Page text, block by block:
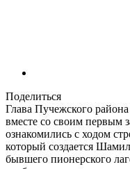
Поделиться
Глава Пучежского
вместе со своим первым
ознакомились с ходом
который создается
бывшего пионерского